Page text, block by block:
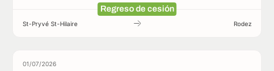
Regreso de cesión
St-Pryvé St-Hilaire Rodez
01/07/2026